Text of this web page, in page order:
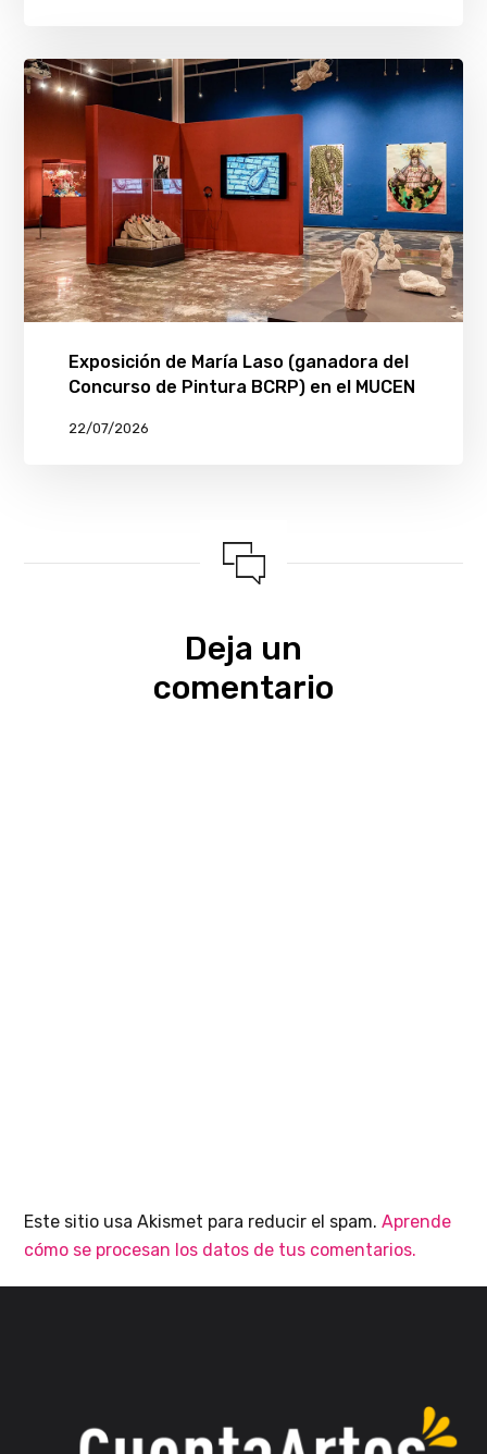
Exposición de María Laso (ganadora del
Concurso de Pintura BCRP) en el MUCEN
22/07/2026
Deja un
comentario
Este sitio usa Akismet para reducir el spam.Aprende
cómo se procesan los datos de tus comentarios.